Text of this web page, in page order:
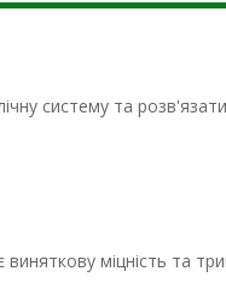
систему та
міцність та